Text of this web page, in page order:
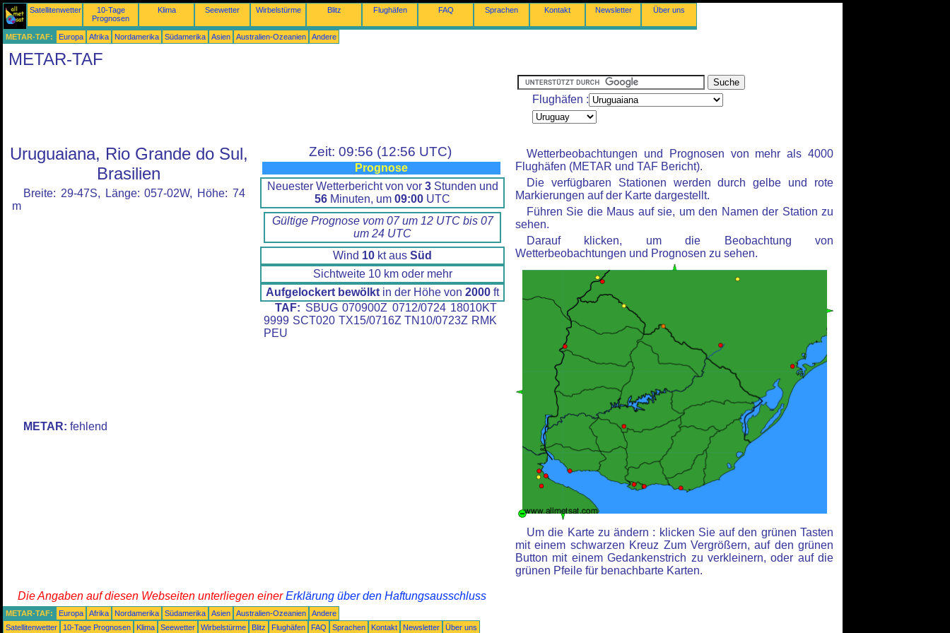
Satellitenwetter
10-Tage
Prognosen
Klima Seewetter Wirbelstürme Blitz Flughäfen FAQ Sprachen Kontakt Newsletter Über uns
METAR-TAF: Europa Afrika Nordamerika Südamerika Asien Australien-Ozeanien Andere
METAR-TAF
Flughäfen :
Uruguaiana, Rio Grande do Sul,
Brasilien
Breite: 29-47S, Länge: 057-02W, Höhe: 74
m
METAR: fehlend
Zeit: 09:56 (12:56 UTC)
Prognose
Neuester Wetterbericht von vor 3Stunden und
56 Minuten, um 09:00 UTC
Gültige Prognose vom 07 um 12 UTC bis 07
um 24 UTC
Wind 10 kt aus Süd
Sichtweite 10 km oder mehr
Aufgelockert bewölkt in der Höhe von 2000 ft
TAF: SBUG 070900Z 0712/0724 18010KT
9999 SCT020 TX15/0716Z TN10/0723Z RMK
PEU
Wetterbeobachtungen und Prognosen von mehr als 4000
Flughäfen (METAR und TAF Bericht).
Die verfügbaren Stationen werden durch gelbe und rote
Markierungen auf der Karte dargestellt.
Führen Sie die Maus auf sie, um den Namen der Station zu
sehen.
Darauf klicken, um die Beobachtung von
Wetterbeobachtungen und Prognosen zu sehen.
Um die Karte zu ändern : klicken Sie auf den grünen Tasten
mit einem schwarzen Kreuz Zum Vergrößern, auf den grünen
Button mit einem Gedankenstrich zu verkleinern, oder auf die
grünen Pfeile für benachbarte Karten.
Die Angaben auf diesen Webseiten unterliegen einerErklärung über den Haftungsausschluss
METAR-TAF: Europa Afrika Nordamerika Südamerika Asien Australien-Ozeanien
Andere
Satellitenwetter
10-Tage Prognosen Klima Seewetter Wirbelstürme Blitz Flughäfen FAQ Sprachen Kontakt Newsletter Über uns